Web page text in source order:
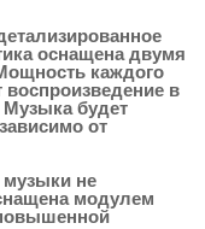
оснащена двумя
каждого
в
Музыка будет
от
музыки не
модулем